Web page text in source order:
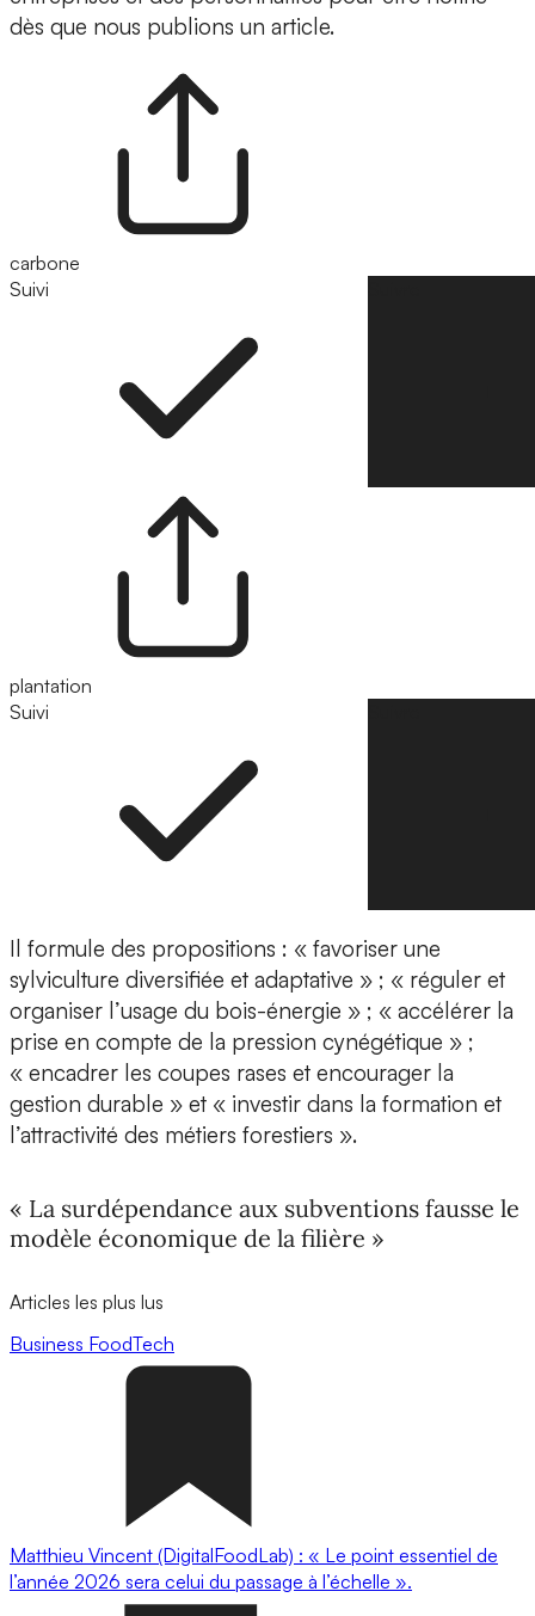
dès que nous publions un article.
carbone
Suivi
plantation
Suivi
Il formule des propositions : « favoriser une
sylviculture diversifiée et adaptative » ; « réguler et
organiser l’usage du bois-énergie » ; « accélérer la
prise en compte de la pression cynégétique » ;
« encadrer les coupes rases et encourager la
gestion durable » et « investir dans la formation et
l’attractivité des métiers forestiers ».
« La surdépendance aux subventions fausse le
modèle économique de la filière »
Articles les plus lus
Business FoodTech
Matthieu Vincent (DigitalFoodLab) : « Le point essentiel de
l’année 2026 sera celui du passage à l’échelle ».